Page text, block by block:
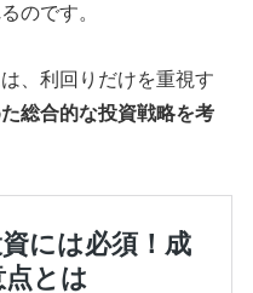
のです。
、利回りだけを重視す
総合的な投資戦略を考